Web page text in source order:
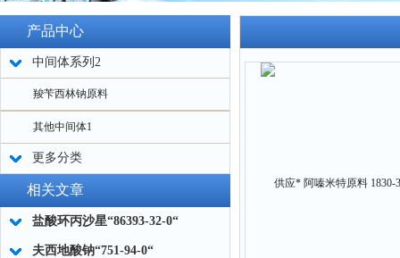
产品中心
中间体系列2
羧苄西林钠原料
其他中间体1
更多分类
相关文章
盐酸环丙沙星“86393-32-0“
夫西地酸钠“751-94-0“